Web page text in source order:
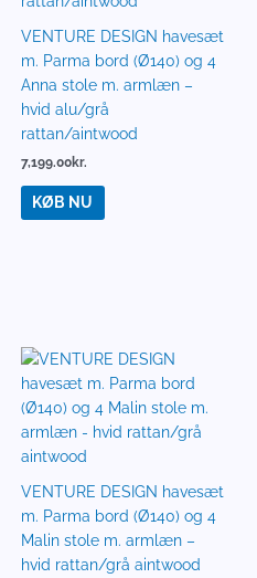
VENTURE DESIGN havesæt
m. Parma bord (Ø140) og 4
Anna stole m. armlæn –
hvid alu/grå
rattan/aintwood
7,199.00kr.
KØB NU
VENTURE DESIGN havesæt
m. Parma bord (Ø140) og 4
Malin stole m. armlæn –
hvid rattan/grå aintwood